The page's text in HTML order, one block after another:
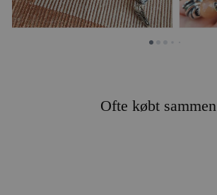
Ofte købt sammen